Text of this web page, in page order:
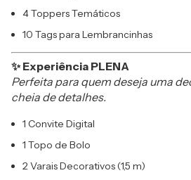
4 Toppers Temáticos
10 Tags para Lembrancinhas
✨ Experiência PLENA
Perfeita para quem deseja uma
cheia de detalhes.
1 Convite Digital
1 Topo de Bolo
2 Varais Decorativos (1,5 m)